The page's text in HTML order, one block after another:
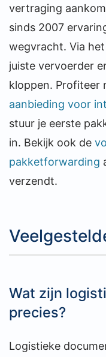
vertraging
sinds 2007
wegvracht. Via
juiste vervoerder
kloppen. Profiteer
aanbieding voor
stuur je eerste
in. Bekijk ook de
pakketforwarding
verzendt.
Wat zijn
precies?
Logistieke